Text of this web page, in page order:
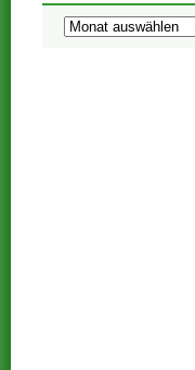
Archiv